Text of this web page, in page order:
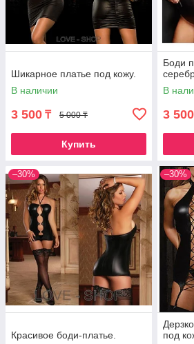
Шикарное платье под кожу.
В наличии
3 500 ₸ 5 000 ₸
Купить
Боди
В
3 500
–30%
Красивое боди-платье.
–30%
под